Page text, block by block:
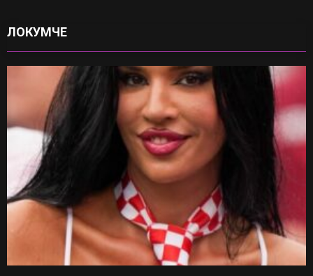
ЛОКУМЧЕ